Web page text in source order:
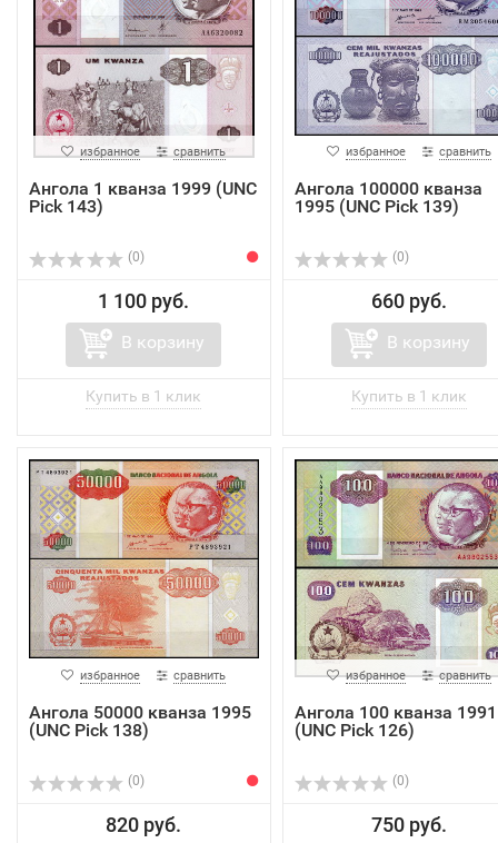
избранное сравнить
Ангола 1 кванза 1999 (UNC
Pick 143)
(0)
1 100 руб.
В корзину
избранное сравнить
Ангола 100000 кванза
1995 (UNC Pick 139)
(0)
660 руб.
В корзину
избранное сравнить
Ангола 50000 кванза 1995
(UNC Pick 138)
(0)
820 руб.
избранное сравнить
Ангола 100 кванза 1991
(UNC Pick 126)
(0)
750 руб.